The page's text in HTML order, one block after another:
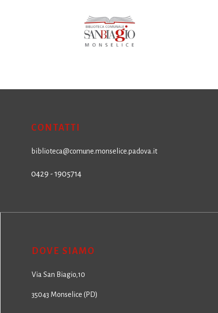
CONTATTI
biblioteca@comune.monselice.padova.it
0429 - 1905714
DOVE SIAMO
Via San Biagio,10
35043 Monselice (PD)